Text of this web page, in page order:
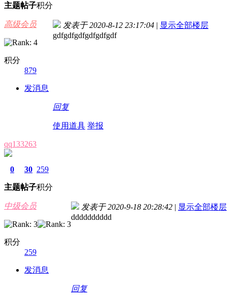
主题帖子积分
高级会员
积分
879
发消息
发表于 2020-8-12 23:17:04 | 显示全部楼层
gdfgdfgdfgdfgdfgdf
回复
使用道具 举报
qq133263
0
主题
30
帖子
259
积分
中级会员
积分
259
发消息
发表于 2020-9-18 20:28:42 | 显示全部楼层
dddddddddd
回复